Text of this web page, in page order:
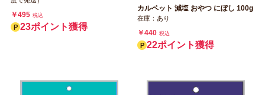
￥495 税込
23ポイント獲得
カルペット 減塩 おやつ にぼし 100g
在庫：あり
￥440 税込
22ポイント獲得